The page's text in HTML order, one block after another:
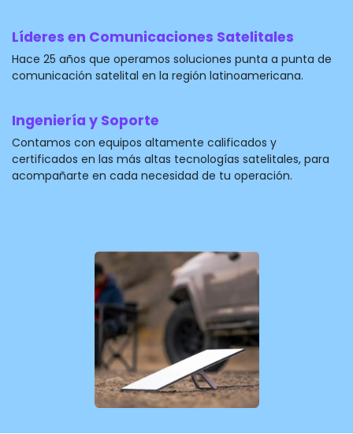
Líderes en Comunicaciones Satelitales
Hace 25 años que operamos soluciones punta a punta de
comunicación satelital en la región latinoamericana.
Ingeniería y Soporte
Contamos con equipos altamente calificados y
certificados en las más altas tecnologías satelitales, para
acompañarte en cada necesidad de tu operación.